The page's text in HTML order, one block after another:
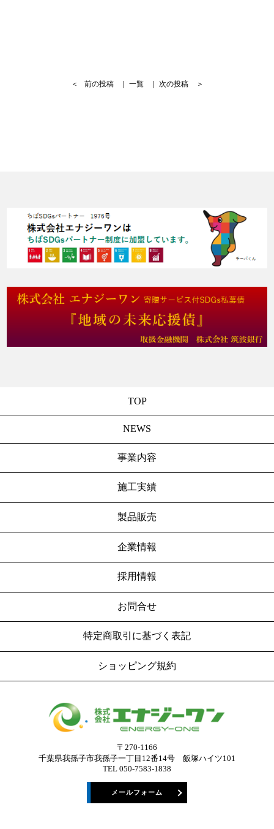
＜ 前の投稿 一覧 次の投稿 ＞
TOP
NEWS
事業内容
施工実績
製品販売
企業情報
採用情報
お問合せ
特定商取引に基づく表記
ショッピング規約
〒270-1166
千葉県我孫⼦市我孫⼦一丁目12番14号 飯塚ハイツ101
TEL 050-7583-1838
メールフォーム